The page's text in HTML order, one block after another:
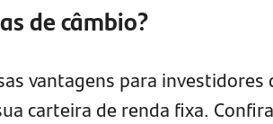
de câmbio?
vantagens para investidores
carteira de renda fixa.